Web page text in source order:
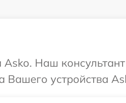
Asko. Наш
Вашего устройства